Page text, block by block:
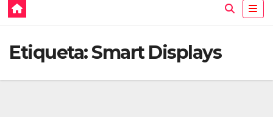
Etiqueta:Smart Displays